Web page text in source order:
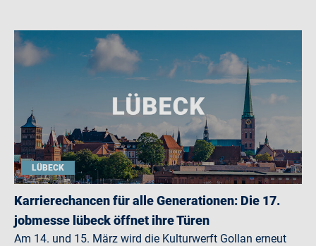
LÜBECK
Karrierechancen für alle Generationen: Die 17.
jobmesse lübeck öffnet ihre Türen
Am 14. und 15. März wird die Kulturwerft Gollan erneut